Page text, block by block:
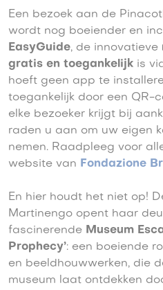
Een bezoek aan de
wordt nog boeiender en
EasyGuide, de innovatieve
gratis en toegankelijk is
hoeft geen app te
toegankelijk door een QR-
elke bezoeker krijgt bij
raden u aan om uw eigen
nemen. Raadpleeg voor
website van Fondazione
En hier houdt het niet op!
Martinengo opent haar
fascinerende Museum
Prophecy’: een boeiende
en beeldhouwwerken, die
museum laat ontdekken